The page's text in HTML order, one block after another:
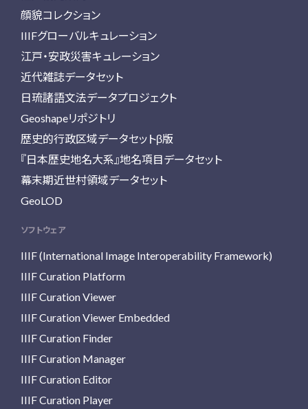
顔貌コレクション
IIIFグローバルキュレーション
江戸・安政災害キュレーション
近代雑誌データセット
日琉諸語文法データプロジェクト
Geoshapeリポジトリ
歴史的行政区域データセットβ版
『日本歴史地名大系』地名項目データセット
幕末期近世村領域データセット
GeoLOD
ソフトウェア
IIIF (International Image Interoperability Framework)
IIIF Curation Platform
IIIF Curation Viewer
IIIF Curation Viewer Embedded
IIIF Curation Finder
IIIF Curation Manager
IIIF Curation Editor
IIIF Curation Player